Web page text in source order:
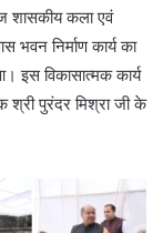
शासकीय कला एवं
भवन निर्माण कार्य का
इस विकासात्मक कार्य
श्री पुरंदर मिश्रा जी के